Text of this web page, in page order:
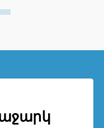
վերացնել: